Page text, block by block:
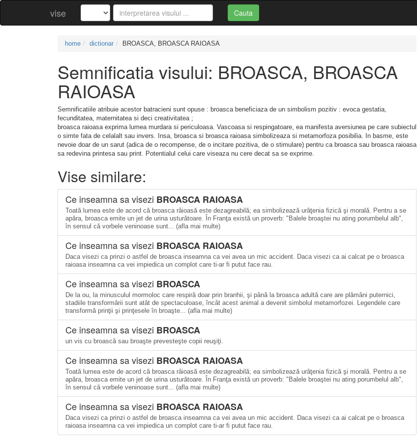
vise Cauta
home dictionar BROASCA, BROASCA RAIOASA
Semnificatia visului: BROASCA, BROASCA
RAIOASA
Semnificatiile atribuie acestor batracieni sunt opuse : broasca beneficiaza de un simbolism pozitiv : evoca gestatia,
fecunditatea, maternitatea si deci creativitatea ;
broasca raioasa exprima lumea murdara si periculoasa. Vascoasa si respingatoare, ea manifesta aversiunea pe care subiectul
o simte fata de celalalt sau invers. Insa, broasca si broasca raioasa simbolizeaza si metamorfoza posibilia. In basme, este
nevoie doar de un sarut (adica de o recompense, de o incitare pozitiva, de o stimulare) pentru ca broasca sau broasca raioasa
sa redevina printesa sau print. Potentialul celui care viseaza nu cere decat sa se exprime.
Vise similare:
Ce inseamna sa visezi BROASCA RAIOASA
Toată lumea este de acord că broasca râioasă este dezagreabilă; ea simbolizează urâţenia fizică şi morală. Pentru a se
apăra, broasca emite un jet de urina usturătoare. În Franţa există un proverb: "Balele broaştei nu ating porumbelul alb",
în sensul că vorbele veninoase sunt... (afla mai multe)
Ce inseamna sa visezi BROASCA RAIOASA
Daca visezi ca prinzi o astfel de broasca inseamna ca vei avea un mic accident. Daca visezi ca ai calcat pe o broasca
raioasa inseamna ca vei impiedica un complot care ti-ar fi putut face rau.
Ce inseamna sa visezi BROASCA
De la ou, la minusculul mormoloc care respiră doar prin branhii, şi până la broasca adultă care are plămâni puternici,
stadiile transformării sunt atât de spectaculoase, încât acest animal a devenit simbolul metamorfozei. Legendele care
transformă prinţii şi prinţesele în broaşte... (afla mai multe)
Ce inseamna sa visezi BROASCA
un vis cu broască sau broaşte prevesteşte copii reuşiţi.
Ce inseamna sa visezi BROASCA RAIOASA
Toată lumea este de acord că broasca râioasă este dezagreabilă; ea simbolizează urâţenia fizică şi morală. Pentru a se
apăra, broasca emite un jet de urina usturătoare. În Franţa există un proverb: "Balele broaştei nu ating porumbelul alb",
în sensul că vorbele veninoase sunt... (afla mai multe)
Ce inseamna sa visezi BROASCA RAIOASA
Daca visezi ca prinzi o astfel de broasca inseamna ca vei avea un mic accident. Daca visezi ca ai calcat pe o broasca
raioasa inseamna ca vei impiedica un complot care ti-ar fi putut face rau.